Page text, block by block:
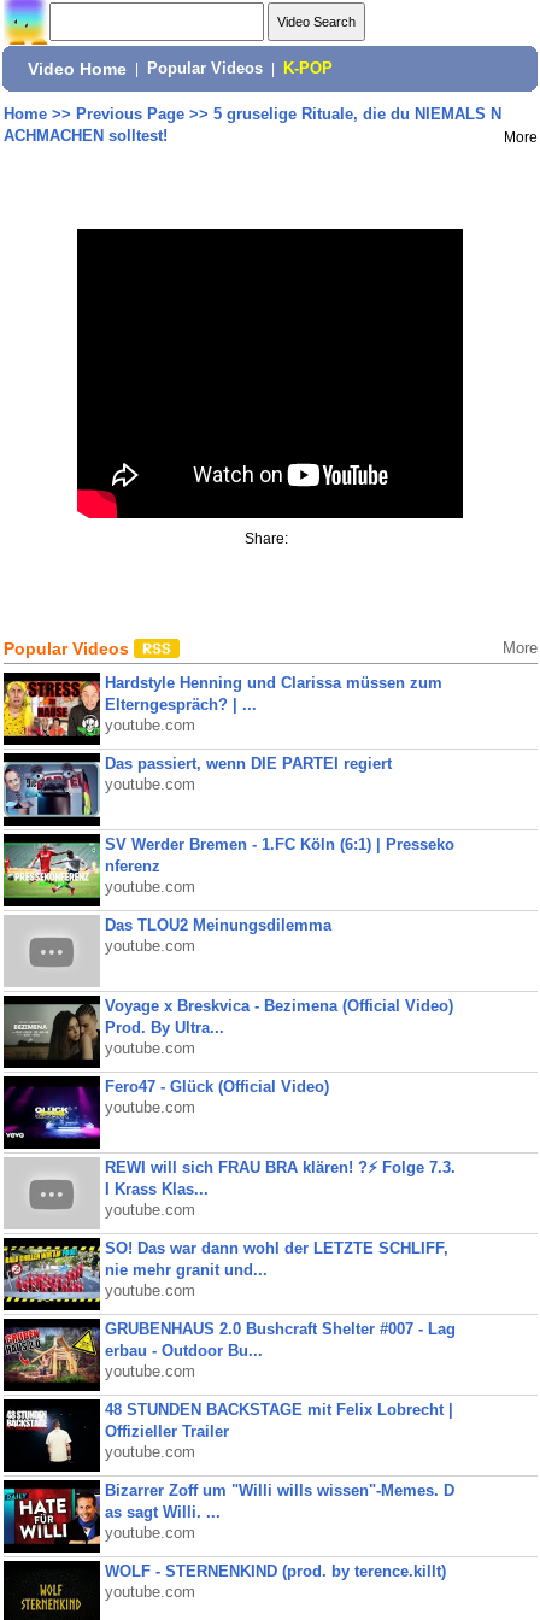
Video Home Popular Videos K-POP
Home>> Previous Page>> 5 gruselige Rituale, die du NIEMALS N
ACHMACHEN solltest!
More
Share:
Popular Videos More
Hardstyle Henning und Clarissa müssen zum
Elterngespräch? | ...
youtube.com
Das passiert, wenn DIE PARTEI regiert
youtube.com
SV Werder Bremen - 1.FC Köln (6:1) | Presseko
nferenz
youtube.com
Das TLOU2 Meinungsdilemma
youtube.com
Voyage x Breskvica - Bezimena (Official Video)
Prod. By Ultra...
youtube.com
Fero47 - Glück (Official Video)
youtube.com
REWI will sich FRAU BRA klären! ?⚡️ Folge 7.3.
I Krass Klas...
youtube.com
SO! Das war dann wohl der LETZTE SCHLIFF,
nie mehr granit und...
youtube.com
GRUBENHAUS 2.0 Bushcraft Shelter #007 - Lag
erbau - Outdoor Bu...
youtube.com
48 STUNDEN BACKSTAGE mit Felix Lobrecht |
Offizieller Trailer
youtube.com
Bizarrer Zoff um "Willi wills wissen"-Memes. D
as sagt Willi. ...
youtube.com
WOLF - STERNENKIND (prod. by terence.killt)
youtube.com